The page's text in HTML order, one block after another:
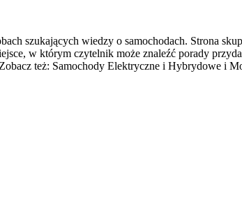
szukających wiedzy o samochodach. Strona
w którym czytelnik może znaleźć porady
też: Samochody Elektryczne i Hybrydowe i